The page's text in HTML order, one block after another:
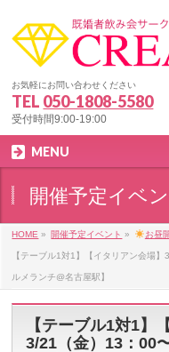
お気軽にお問い合わせください
TEL 050-1808-5580
受付時間9:00-19:00
MENU
開催予定イベ
HOME » 開催予定イベント » お昼
【テーブル1対1】【イタリアン会場
ルメランチ@名古屋駅】
【テーブル1対1】
3/21（金）13：00